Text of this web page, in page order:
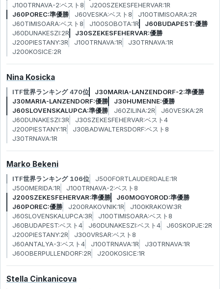
J100TRNAVA-2:ベスト8
J200SZEKESFEHERVAR:1R
J60POREC:準優勝
J60VESKA:ベスト8
J100TIMISOARA:2R
J60TIMISOARA:ベスト8
J100SOBOTA:1R
J60BUDAPEST:優勝
J60DUNAKESZI:2R
J30SZEKESFEHERVAR:優勝
J200PIESTANY:3R
J100TRNAVA:1R
J30TRNAVA:1R
J200KOSICE:2R
Nina Kosicka
ITF世界ランキング 470位
J30MARIA-LANZENDORF-2:準優勝
J30MARIA-LANZENDORF:優勝
J30HUMENNE:優勝
J60SLOVENSKALUPCA:準優勝
J60ZILINA:2R
J60VESKA:2R
J60DUNAKESZI:3R
J30SZEKESFEHERVAR:ベスト4
J200PIESTANY:1R
J30BADWALTERSDORF:ベスト8
J30TRNAVA:1R
Marko Bekeni
ITF世界ランキング 106位
J500FORTLAUDERDALE:1R
J500MERIDA:1R
J100TRNAVA-2:ベスト8
J200SZEKESFEHERVAR:準優勝
J60MOGYOROD:準優勝
J60POREC:優勝
J200RAKOVNIK:1R
J100KRAKOW:3R
J60SLOVENSKALUPCA:3R
J100TIMISOARA:ベスト8
J60BUDAPEST:ベスト4
J60DUNAKESZI:ベスト4
J60SKOPJE:2R
J200PIESTANY:2R
J300VRSAR:ベスト8
J60ANTALYA-3:ベスト4
J100TRNAVA:1R
J30TRNAVA:1R
J60OBERPULLENDORF:2R
J200KOSICE:1R
Stella Cinkanicova